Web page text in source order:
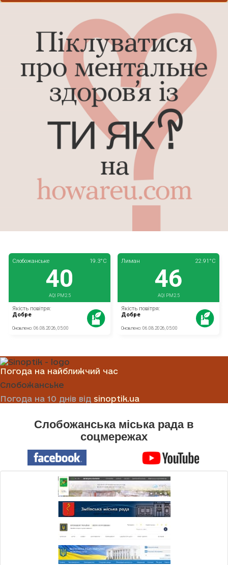
Погода на найближчий час
Слобожанське
Погода на 10 днів від sinoptik.ua
Слобожанська міська рада в
соцмережах